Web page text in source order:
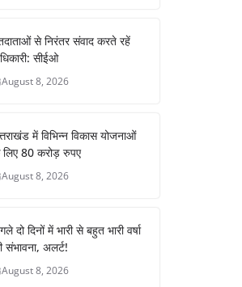
m n
से निरंतर संवाद करते रहें
सीईओ
August 8, 2026
में विभिन्न विकास योजनाओं
80 करोड़ रुपए
August 8, 2026
दो दिनों में भारी से बहुत भारी वर्षा
संभावना, अलर्ट!
August 8, 2026